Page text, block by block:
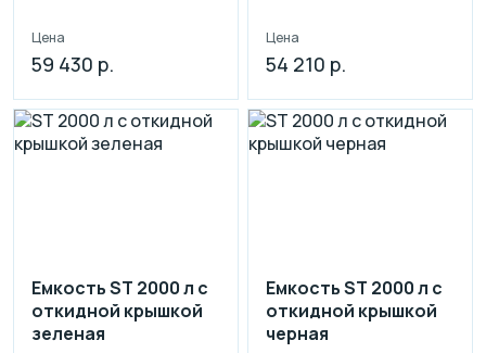
Цена
59 430 р.
Цена
54 210 р.
Емкость ST 2000 л с
откидной крышкой
зеленая
Емкость ST 2000 л с
откидной крышкой
черная